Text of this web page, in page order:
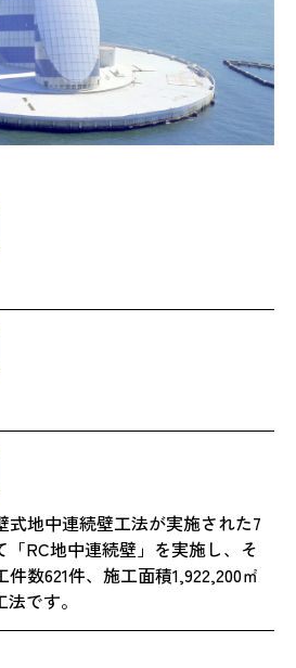
式地中連続壁工法が実施された7
RC地中連続壁」を実施し、そ
数621件、施工面積1,922,200㎡
です。